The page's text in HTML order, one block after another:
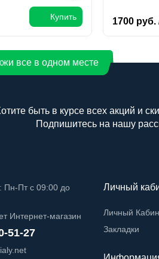
Купить 1700 руб.
все в одном месте
быть в курсе всех акций и
Подпишитесь на нашу
Пн-Пт с 09:00 до
Интернет-магазин
51-27
Личный
Личный
Закладки